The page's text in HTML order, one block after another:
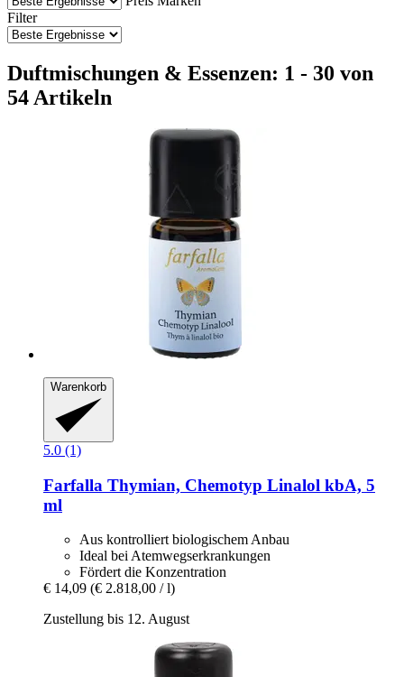
Filter
Duftmischungen & Essenzen: 1 - 30 von
54 Artikeln
Warenkorb
5.0 (1)
Farfalla Thymian, Chemotyp Linalol kbA, 5
ml
Aus kontrolliert biologischem Anbau
Ideal bei Atemwegserkrankungen
Fördert die Konzentration
€ 14,09 (€ 2.818,00 / l)
Zustellung bis 12. August